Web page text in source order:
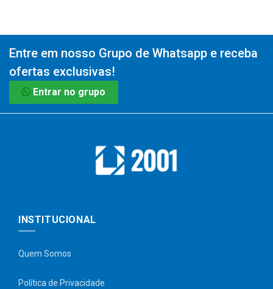
Entre em nosso Grupo de Whatsapp e receba
ofertas exclusivas!
Entrar no grupo
INSTITUCIONAL
Quem Somos
Política de Privacidade